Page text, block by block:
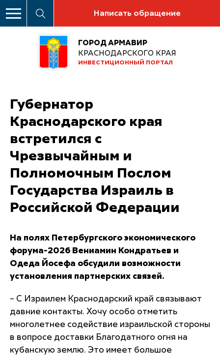
Написать обращение
ГОРОД АРМАВИР
КРАСНОДАРСКОГО КРАЯ
ИНВЕСТИЦИОННЫЙ ПОРТАЛ
Губернатор
Краснодарского края
встретился с
Чрезвычайным и
Полномочным Послом
Государства Израиль в
Российской Федерации
На полях Петербургского экономического
форума-2026 Вениамин Кондратьев и
Одеда Йосефа обсудили возможности
установления партнерских связей.
– С Израилем Краснодарский край связывают
давние контакты. Хочу особо отметить
многолетнее содействие израильской стороны
в вопросе доставки Благодатного огня на
кубанскую землю. Это имеет большое